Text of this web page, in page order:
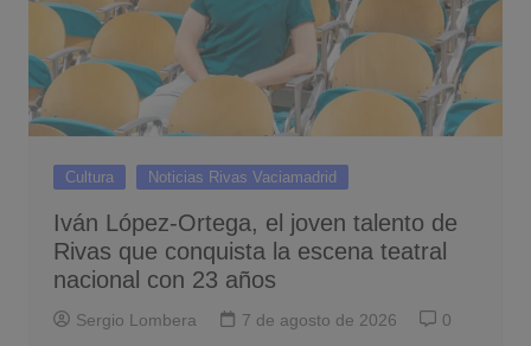
Cultura Noticias Rivas Vaciamadrid
Iván López-Ortega, el joven talento de
Rivas que conquista la escena teatral
nacional con 23 años
Sergio Lombera 7 de agosto de 2026 0